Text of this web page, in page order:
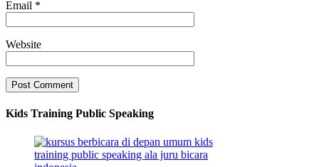
Email *
Website
Kids Training Public Speaking